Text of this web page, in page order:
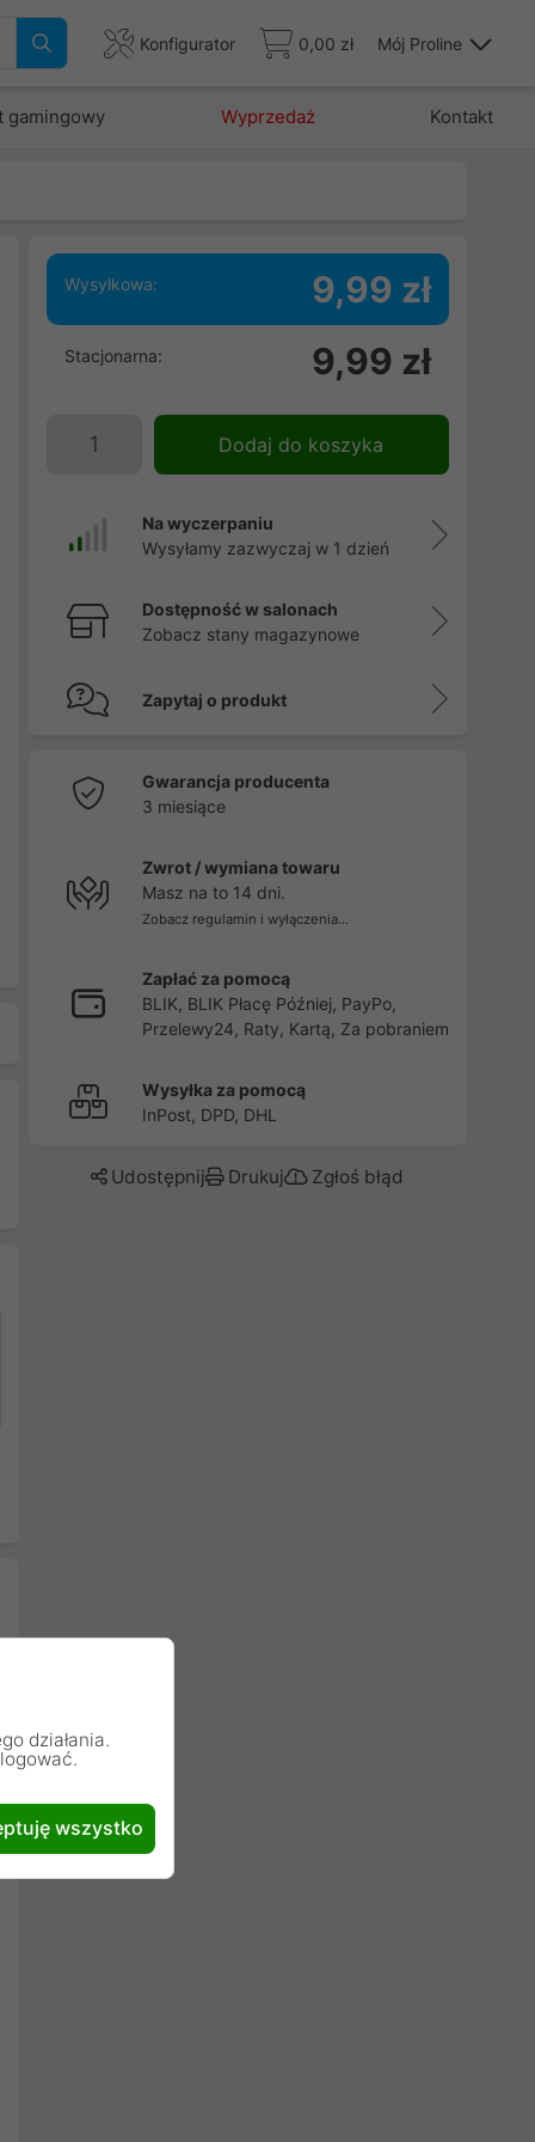
Konfigurator 0,00 zł Mój Proline
gamingowy Wyprzedaż Kontakt
Wysyłkowa: 9,99 zł
Stacjonarna: 9,99 zł
Dodaj do koszyka
Na wyczerpaniu
Wysyłamy zazwyczaj w 1 dzień
Dostępność w salonach
Zobacz stany magazynowe
Zapytaj o produkt
Gwarancja producenta
3 miesiące
Zwrot / wymiana towaru
Masz na to 14 dni.
Zobacz regulamin i wyłączenia...
Zapłać za pomocą
BLIK, BLIK Płacę Później, PayPo,
Przelewy24, Raty, Kartą, Za pobraniem
Wysyłka za pomocą
InPost, DPD, DHL
Udostępnij Drukuj Zgłoś błąd
działania.
wszystko